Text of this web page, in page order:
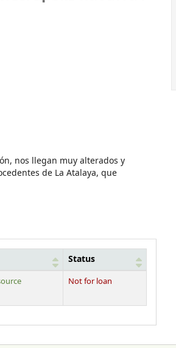
nos llegan muy alterados y
de La Atalaya, que
Status
Not for loan